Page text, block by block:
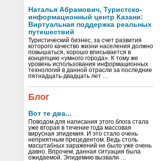
Наталья Абрамович, Туристско-
информационный центр Казани:
Виртуальная поддержка реальных
путешествий
Туристический бизнес, за счет развития
которого качество жизни населения должно
повышаться, хорошо вписывается в
концепцию «умного города». К тому же
уровень использования информационных
технологий в данной отрасли за последние
пятнадцать-двадцать лет …
Блог
Вот те два...
Поводом для написания этого блога стала
уже вторая в течение года массовая
вирусная эпидемия. И это стало очень
неприятным прецедентом. Ведь столь
масштабных заражений не было уже очень
давно. Впрочем, данная ситуация была
ожидаемой. Эпидемию вызвали …